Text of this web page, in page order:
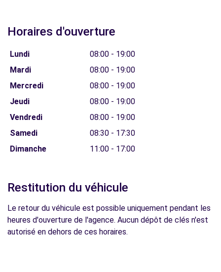
Horaires d'ouverture
Lundi
08:00 - 19:00
Mardi
08:00 - 19:00
Mercredi
08:00 - 19:00
Jeudi
08:00 - 19:00
Vendredi
08:00 - 19:00
Samedi
08:30 - 17:30
Dimanche
11:00 - 17:00
Restitution du véhicule
Le retour du véhicule est possible uniquement pendant les
heures d'ouverture de l'agence. Aucun dépôt de clés n'est
autorisé en dehors de ces horaires.